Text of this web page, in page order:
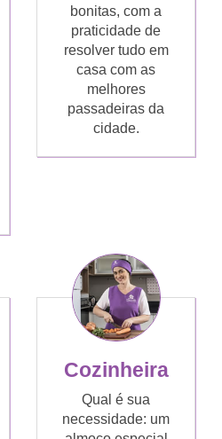
bonitas, com a
praticidade de
resolver tudo em
casa com as
melhores
passadeiras da
cidade.
Cozinheira
Qual é sua
necessidade: um